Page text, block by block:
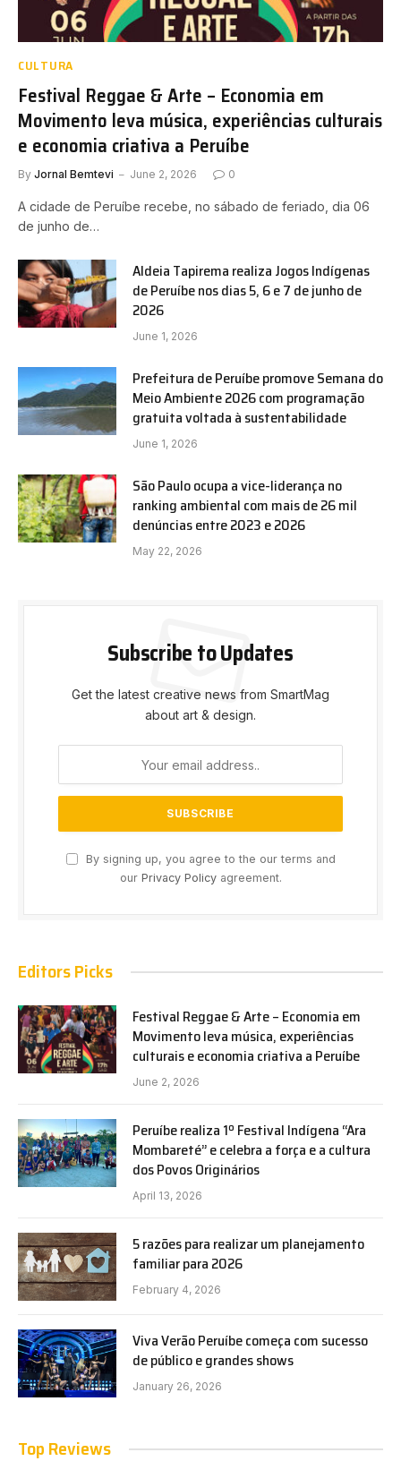
CULTURA
Festival Reggae & Arte – Economia em
Movimento leva música, experiências culturais
e economia criativa a Peruíbe
By Jornal Bemtevi June 2, 2026 0
A cidade de Peruíbe recebe, no sábado de feriado, dia 06
de junho de…
Aldeia Tapirema realiza Jogos Indígenas
de Peruíbe nos dias 5, 6 e 7 de junho de
2026
June 1, 2026
Prefeitura de Peruíbe promove Semana do
Meio Ambiente 2026 com programação
gratuita voltada à sustentabilidade
June 1, 2026
São Paulo ocupa a vice-liderança no
ranking ambiental com mais de 26 mil
denúncias entre 2023 e 2026
May 22, 2026
Subscribe to Updates
Get the latest creative news from SmartMag
about art & design.
By signing up, you agree to the our terms and
our Privacy Policyagreement.
Editors Picks
Festival Reggae & Arte – Economia em
Movimento leva música, experiências
culturais e economia criativa a Peruíbe
June 2, 2026
Peruíbe realiza 1º Festival Indígena “Ara
Mombareté” e celebra a força e a cultura
dos Povos Originários
April 13, 2026
5 razões para realizar um planejamento
familiar para 2026
February 4, 2026
Viva Verão Peruíbe começa com sucesso
de público e grandes shows
January 26, 2026
Top Reviews